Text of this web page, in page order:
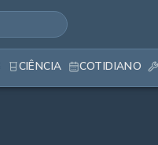
CIÊNCIA COTIDIANO